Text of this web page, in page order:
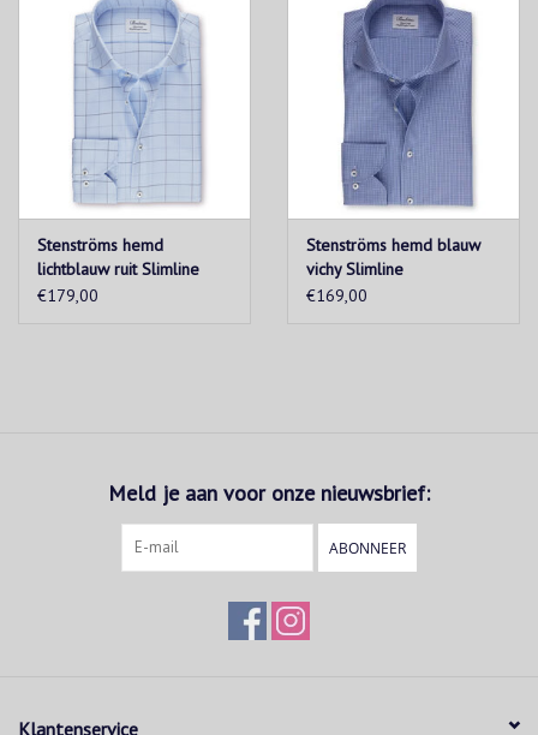
Stenströms hemd
lichtblauw ruit Slimline
€179,00
Stenströms hemd blauw
vichy Slimline
€169,00
Meld je aan voor onze nieuwsbrief:
ABONNEER
Klantenservice